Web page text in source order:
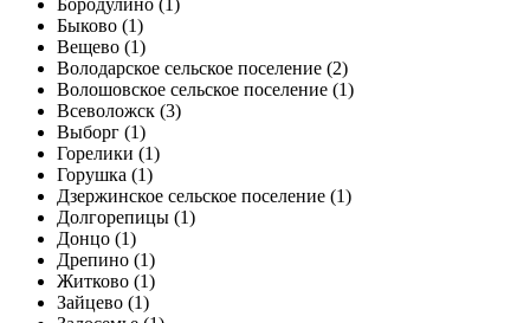
Бородулино (1)
Быково (1)
Вещево (1)
Володарское сельское поселение (2)
Волошовское сельское поселение (1)
Всеволожск (3)
Выборг (1)
Горелики (1)
Горушка (1)
Дзержинское сельское поселение (1)
Долгорепицы (1)
Донцо (1)
Дрепино (1)
Житково (1)
Зайцево (1)